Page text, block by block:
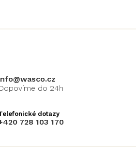
@wasco.cz
728 103 170